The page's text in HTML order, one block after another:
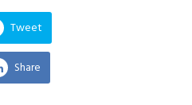
Tweet
Share